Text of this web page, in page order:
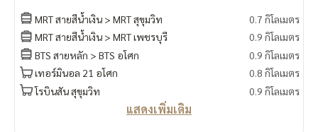
MRT สายสีน้ำเงิน > MRT สุขุมวิท
0.7 กิโลเมตร
MRT สายสีน้ำเงิน > MRT เพชรบุรี
0.9 กิโลเมตร
BTS สายหลัก > BTS อโศก
0.9 กิโลเมตร
เทอร์มินอล 21 อโศก
0.8 กิโลเมตร
โรบินสัน สุขุมวิท
0.9 กิโลเมตร
แสดงเพิ่มเติม